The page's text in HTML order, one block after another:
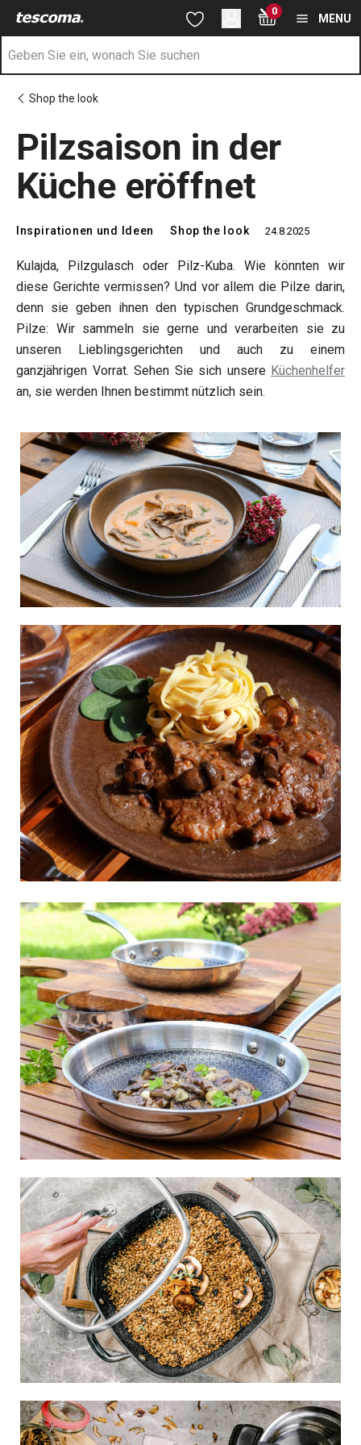
Sie befinden sich auf der Kleines Pilzspezial - Tipps zu
Zum Hauptinhalt springen
Zur Suche springen
Zur Navigation springen 0
MENU
Shop the look
Pilzsaison in der
Küche eröffnet
Inspirationen und Ideen Shop the look 24.8.2025
Kulajda, Pilzgulasch oder Pilz-Kuba. Wie könnten wir
diese Gerichte vermissen? Und vor allem die Pilze darin,
denn sie geben ihnen den typischen Grundgeschmack.
Pilze: Wir sammeln sie gerne und verarbeiten sie zu
unseren Lieblingsgerichten und auch zu einem
ganzjährigen Vorrat. Sehen Sie sich unsere Küchenhelfer
an, sie werden Ihnen bestimmt nützlich sein.